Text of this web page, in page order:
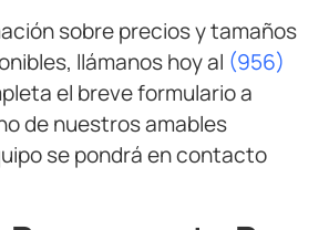
sobre precios y tamaños
llámanos hoy al (956)
el breve formulario a
de nuestros amables
se pondrá en contacto